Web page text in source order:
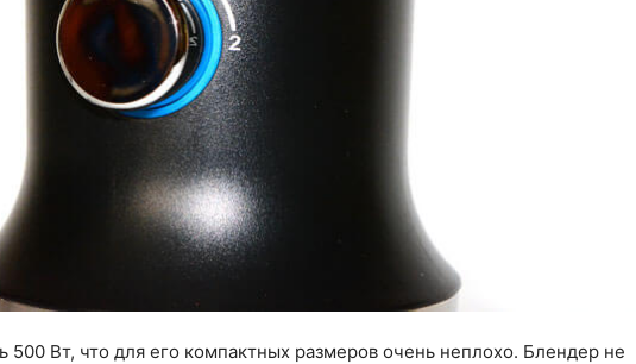
Вт, что для его компактных размеров очень неплохо. Блендер не